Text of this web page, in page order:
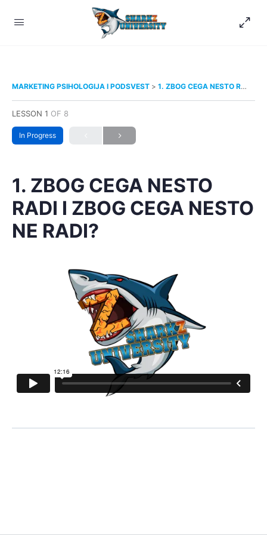
MARKETING PSIHOLOGIJA I PODSVEST 1. ZBOG CEGA NESTO RADI I ZBOG CEGA NESTO NE RADI?
LESSON 1 OF 8
In Progress
1. ZBOG CEGA NESTO
RADI I ZBOG CEGA NESTO
NE RADI?